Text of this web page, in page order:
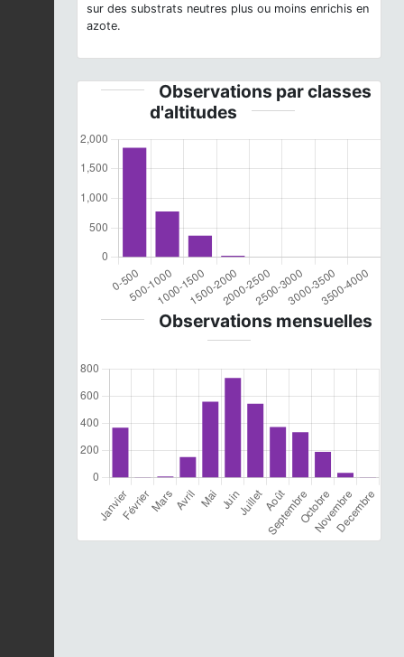
sur des substrats neutres plus ou moins enrichis en
azote.
Observations par classes
d'altitudes
Observations mensuelles